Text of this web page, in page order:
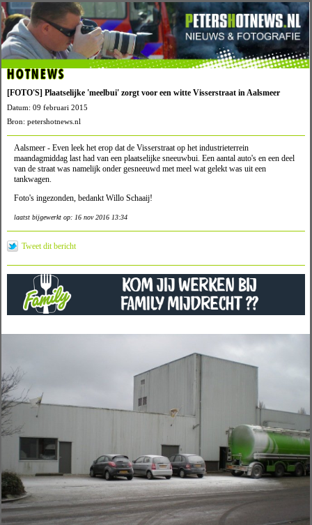
HOTNEWS
[FOTO'S] Plaatselijke 'meelbui' zorgt voor een witte Visserstraat in Aalsmeer
Datum: 09 februari 2015
Bron: petershotnews.nl
Aalsmeer - Even leek het erop dat de Visserstraat op het industrieterrein
maandagmiddag last had van een plaatselijke sneeuwbui. Een aantal auto's en een deel
van de straat was namelijk onder gesneeuwd met meel wat gelekt was uit een
tankwagen.
Foto's ingezonden, bedankt Willo Schaaij!
laatst bijgewerkt op: 16 nov 2016 13:34
Tweet dit bericht